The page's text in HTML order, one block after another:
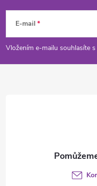
p
a
E-mail
Vložením e-mailu souhlasíte s